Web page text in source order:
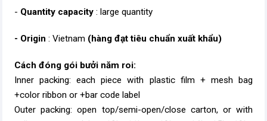
- Quantity capacity : large quantity
- Origin : Vietnam (hàng đạt tiêu chuẩn xuất khẩu)
Cách đóng gói bưởi năm roi:
Inner packing: each piece with plastic film + mesh bag
+color ribbon or +bar code label
Outer packing: open top/semi-open/close carton, or with